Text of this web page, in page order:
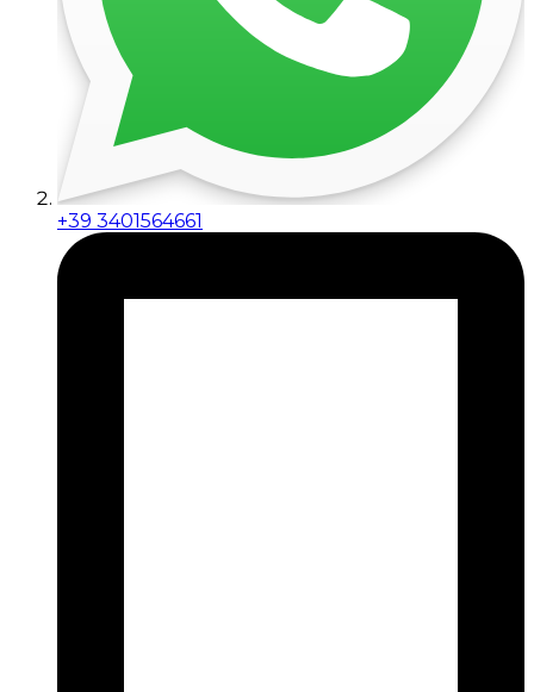
+39 3401564661